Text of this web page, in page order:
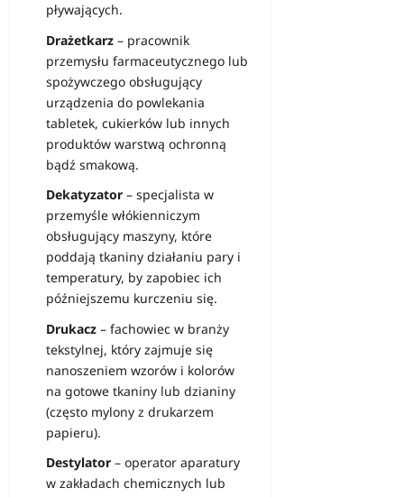
pływających.
Drażetkarz – pracownik
przemysłu farmaceutycznego lub
spożywczego obsługujący
urządzenia do powlekania
tabletek, cukierków lub innych
produktów warstwą ochronną
bądź smakową.
Dekatyzator – specjalista w
przemyśle włókienniczym
obsługujący maszyny, które
poddają tkaniny działaniu pary i
temperatury, by zapobiec ich
późniejszemu kurczeniu się.
Drukacz – fachowiec w branży
tekstylnej, który zajmuje się
nanoszeniem wzorów i kolorów
na gotowe tkaniny lub dzianiny
(często mylony z drukarzem
papieru).
Destylator – operator aparatury
w zakładach chemicznych lub